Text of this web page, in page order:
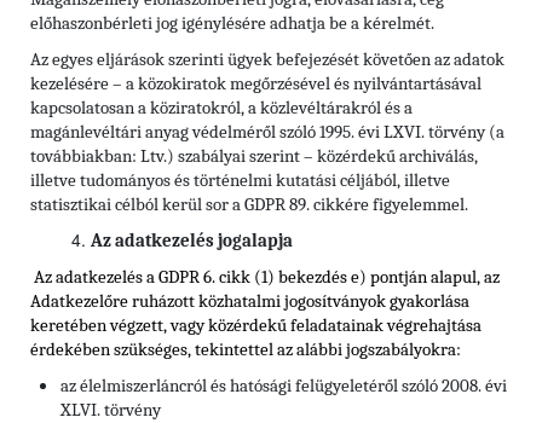
előhaszonbérleti jog igénylésére adhatja be a kérelmét.
Az egyes eljárások szerinti ügyek befejezését követően az adatok
kezelésére – a közokiratok megőrzésével és nyilvántartásával
kapcsolatosan a köziratokról, a közlevéltárakról és a
magánlevéltári anyag védelméről szóló 1995. évi LXVI. törvény (a
továbbiakban: Ltv.) szabályai szerint – közérdekű archiválás,
illetve tudományos és történelmi kutatási céljából, illetve
statisztikai célból kerül sor a GDPR 89. cikkére figyelemmel.
Az adatkezelés jogalapja
Az adatkezelés a GDPR 6. cikk (1) bekezdés e) pontján alapul, az
Adatkezelőre ruházott közhatalmi jogosítványok gyakorlása
keretében végzett, vagy közérdekű feladatainak végrehajtása
érdekében szükséges, tekintettelaz alábbi jogszabályokra:
az élelmiszerláncról és hatósági felügyeletéről szóló 2008. évi
XLVI. törvény